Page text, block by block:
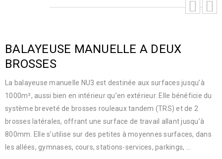
BALAYEUSE MANUELLE A DEUX
BROSSES
La balayeuse manuelle NU3 est destinée aux surfaces jusqu’à
1000m², aussi bien en intérieur qu’en extérieur. Elle bénéficie du
système breveté de brosses rouleaux tandem (TRS) et de 2
brosses latérales, offrant une surface de travail allant jusqu’à
800mm. Elle s’utilise sur des petites à moyennes surfaces, dans
les allées, gymnases, cours, stations-services, parkings, …